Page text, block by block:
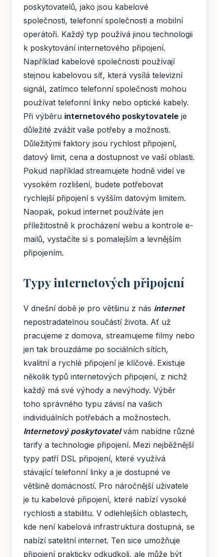
poskytovatelů, jako jsou kabelové
společnosti, telefonní společnosti a mobilní
operátoři. Každý typ používá jinou technologii
k poskytování internetového připojení.
Například kabelové společnosti používají
stejnou kabelovou síť, která vysílá televizní
signál, zatímco telefonní společnosti mohou
používat telefonní linky nebo optické kabely.
Při výběru internetového poskytovatele je
důležité zvážit vaše potřeby a možnosti.
Důležitými faktory jsou rychlost připojení,
datový limit, cena a dostupnost ve vaší oblasti.
Pokud například streamujete hodně videí ve
vysokém rozlišení, budete potřebovat
rychlejší připojení s vyšším datovým limitem.
Naopak, pokud internet používáte jen
příležitostně k procházení webu a kontrole e-
mailů, vystačíte si s pomalejším a levnějším
připojením.
Typy internetových připojení
V dnešní době je pro většinu z nás internet
nepostradatelnou součástí života. Ať už
pracujeme z domova, streamujeme filmy nebo
jen tak brouzdáme po sociálních sítích,
kvalitní a rychlé připojení je klíčové. Existuje
několik typů internetových připojení, z nichž
každý má své výhody a nevýhody. Výběr
toho správného typu závisí na vašich
individuálních potřebách a možnostech.
Internetový poskytovatelvám nabídne různé
tarify a technologie připojení. Mezi nejběžnější
typy patří DSL připojení, které využívá
stávající telefonní linky a je dostupné ve
většině domácností. Pro náročnější uživatele
je tu kabelové připojení, které nabízí vysoké
rychlosti a stabilitu. V odlehlejších oblastech,
kde není kabelová infrastruktura dostupná, se
nabízí satelitní internet. Ten sice umožňuje
připojení prakticky odkudkoli, ale může být